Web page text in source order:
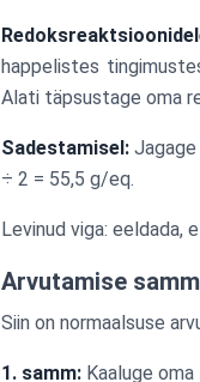
happelistes
Alati täpsustage oma
Sadestamisel: Jagage
÷ 2 = 55,5 g/eq.
Levinud viga: eeldada,
Arvutamise
Siin on normaalsuse
1. samm: Kaaluge